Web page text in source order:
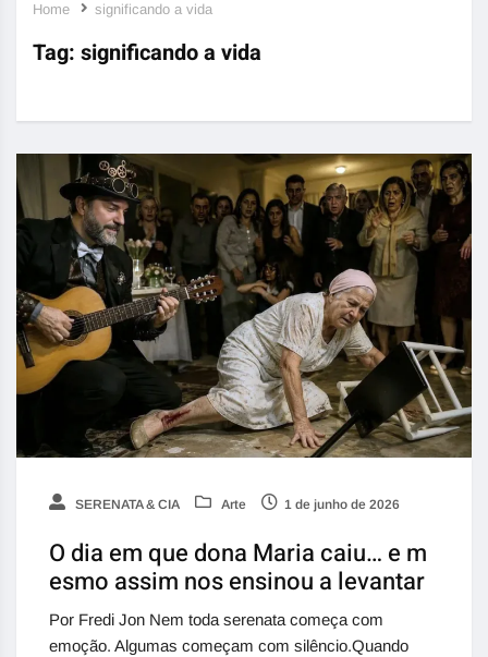
Home significando a vida
Tag: significando a vida
SERENATA & CIA Arte 1 de junho de 2026
O dia em que dona Maria caiu… e m
esmo assim nos ensinou a levantar
Por Fredi Jon Nem toda serenata começa com
emoção. Algumas começam com silêncio.Quando